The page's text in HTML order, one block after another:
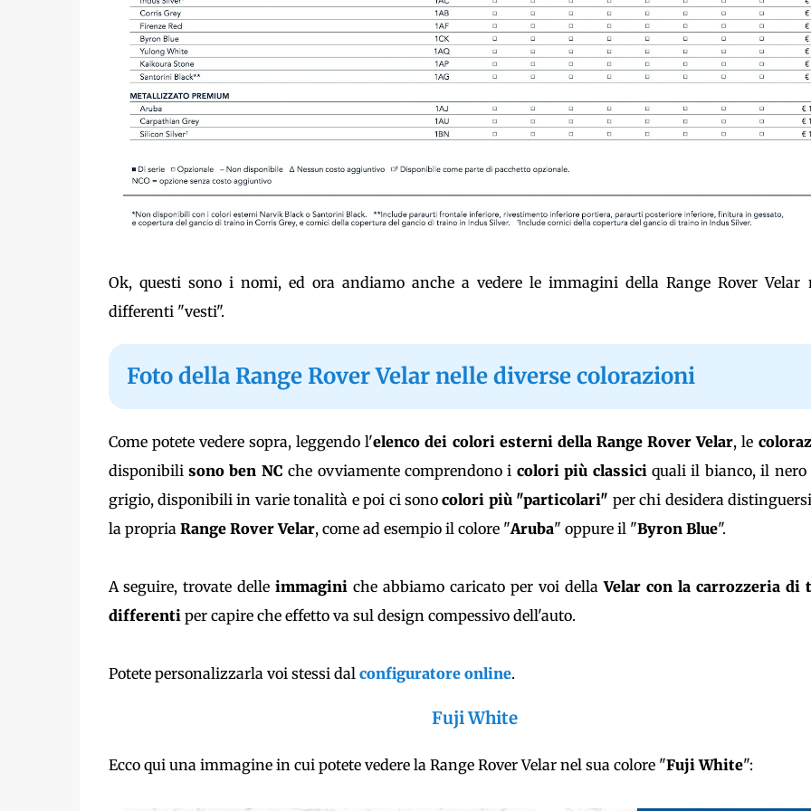
Ok, questi sono i nomi, ed ora andiamo anche a vedere le immagini della Range Rover Velar
differenti "vesti".
Foto della Range Rover Velar nelle diverse colorazioni
Come potete vedere sopra, leggendo l'elenco dei colori esterni della Range Rover Velar, le
disponibili sono ben NC che ovviamente comprendono i colori più classici quali il bianco, il nero
grigio, disponibili in varie tonalità e poi ci sonocolori più "particolari" per chi desidera
la propria Range Rover Velar, come ad esempio il colore "Aruba" oppure il "Byron Blue".
A seguire, trovate delleimmagini che abbiamo caricato per voi dellaVelar con la carrozzeria di
differenti per capire che effetto va sul design compessivo dell'auto.
Potete personalizzarla voi stessi dal configuratore online.
Fuji White
Ecco qui una immagine in cui potete vedere la Range Rover Velar nel sua colore "Fuji White":